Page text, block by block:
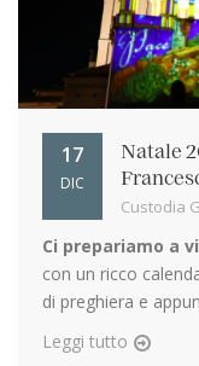
17
DIC
Natale
Custodia
Ci prepariamo a
con un ricco
di preghiera e
Leggi tutto